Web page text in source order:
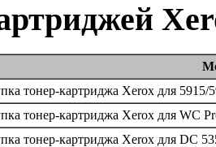
тонер-картриджа Xerox для 5915/
тонер-картриджа Xerox для WC
тонер-картриджа Xerox для DC